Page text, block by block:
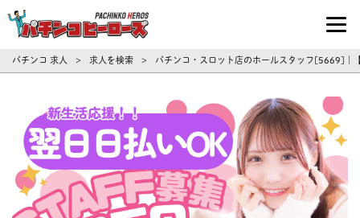
パチンコ求人・転職ならパチンコヒーロ
パチンコ 求人 > 求人を検索 > パチンコ・スロット店のホールスタッフ[5669]